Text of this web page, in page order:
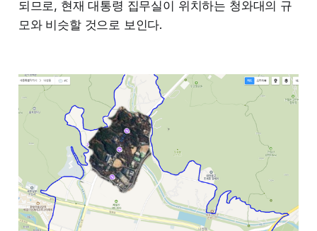
되므로, 현재 대통령 집무실이 위치하는 청와대의 규
모와 비슷할 것으로 보인다.